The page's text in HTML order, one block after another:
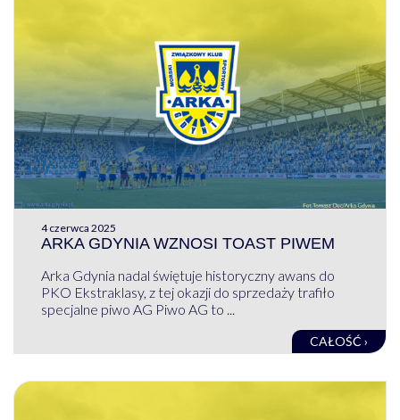
4 czerwca 2025
ARKA GDYNIA WZNOSI TOAST PIWEM
Arka Gdynia nadal świętuje historyczny awans do
PKO Ekstraklasy, z tej okazji do sprzedaży trafiło
specjalne piwo AG Piwo AG to ...
CAŁOŚĆ ›